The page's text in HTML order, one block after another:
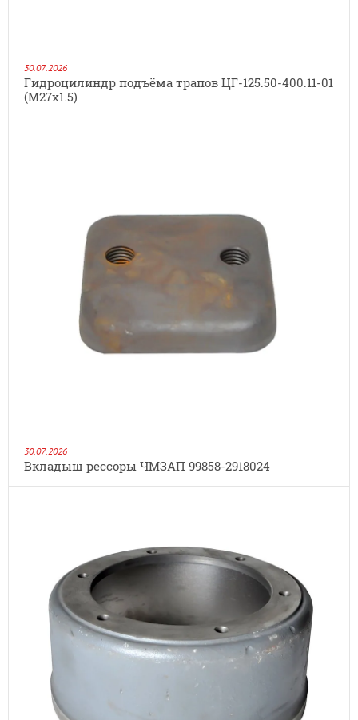
30.07.2026
Гидроцилиндр подъёма трапов ЦГ-125.50-400.11-01
(М27х1.5)
30.07.2026
Вкладыш рессоры ЧМЗАП 99858-2918024